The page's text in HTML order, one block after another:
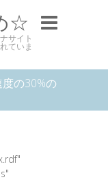
☆
サイト
ていま
の30%の